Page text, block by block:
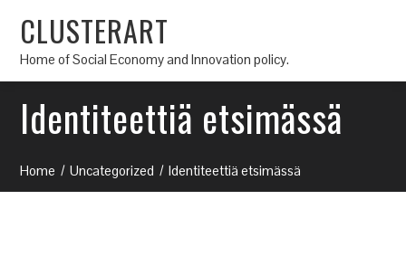
CLUSTERART
Home of Social Economy and Innovation policy.
Identiteettiä etsimässä
Home Uncategorized Identiteettiä etsimässä